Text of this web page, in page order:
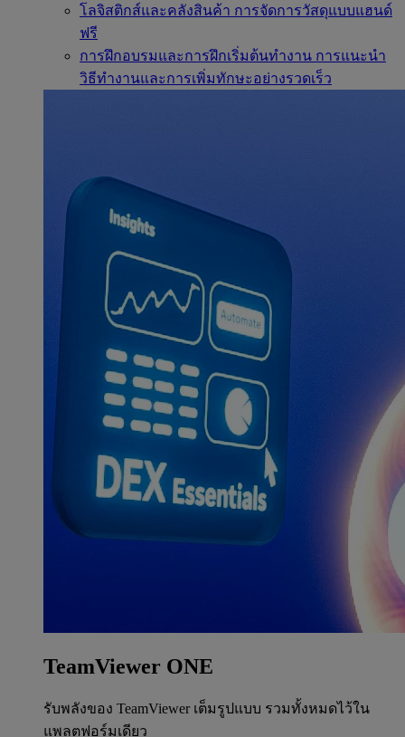
โลจิสติกส์และคลังสินค้า การจัดการวัสดุแบบแฮนด์
ฟรี
การฝึกอบรมและการฝึกเริ่มต้นทำงาน การแนะนำ
วิธีทำงานและการเพิ่มทักษะอย่างรวดเร็ว
TeamViewer ONE
รับพลังของ TeamViewer เต็มรูปแบบ รวมทั้งหมดไว้ใน
แพลตฟอร์มเดียว